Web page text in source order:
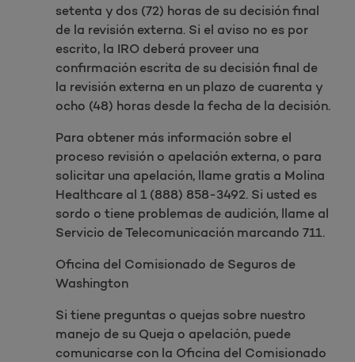
setenta y dos (72) horas de su decisión final
de la revisión externa. Si el aviso no es por
escrito, la IRO deberá proveer una
confirmación escrita de su decisión final de
la revisión externa en un plazo de cuarenta y
ocho (48) horas desde la fecha de la decisión.
Para obtener más información sobre el
proceso revisión o apelación externa, o para
solicitar una apelación, llame gratis a Molina
Healthcare al 1 (888) 858-3492. Si usted es
sordo o tiene problemas de audición, llame al
Servicio de Telecomunicación marcando 711.
Oficina del Comisionado de Seguros de
Washington
Si tiene preguntas o quejas sobre nuestro
manejo de su Queja o apelación, puede
comunicarse con la Oficina del Comisionado